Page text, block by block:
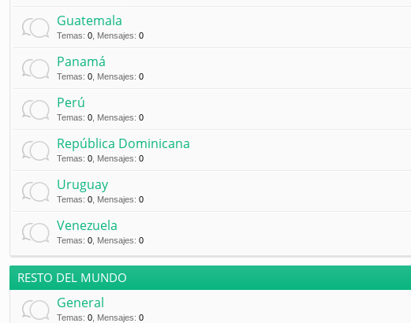
Guatemala
Temas: 0 Mensajes: 0
Panamá
Temas: 0 Mensajes: 0
Perú
Temas: 0 Mensajes: 0
República Dominicana
Temas: 0 Mensajes: 0
Uruguay
Temas: 0 Mensajes: 0
Venezuela
Temas: 0 Mensajes: 0
RESTO DEL MUNDO
General
Temas: 0 Mensajes: 0